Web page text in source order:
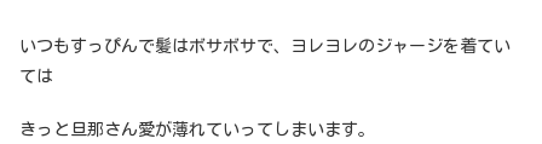
いつもすっぴんで髪はボサボサで、ヨレヨレのジャージを着てい
ては
きっと旦那さん愛が薄れていってしまいます。